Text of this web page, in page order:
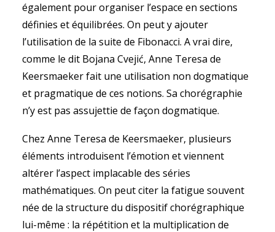
également pour organiser l’espace en sections
définies et équilibrées. On peut y ajouter
l’utilisation de la suite de Fibonacci. A vrai dire,
comme le dit Bojana Cvejić, Anne Teresa de
Keersmaeker fait une utilisation non dogmatique
et pragmatique de ces notions. Sa chorégraphie
n’y est pas assujettie de façon dogmatique.
Chez Anne Teresa de Keersmaeker, plusieurs
éléments introduisent l’émotion et viennent
altérer l’aspect implacable des séries
mathématiques. On peut citer la fatigue souvent
née de la structure du dispositif chorégraphique
lui-même : la répétition et la multiplication de